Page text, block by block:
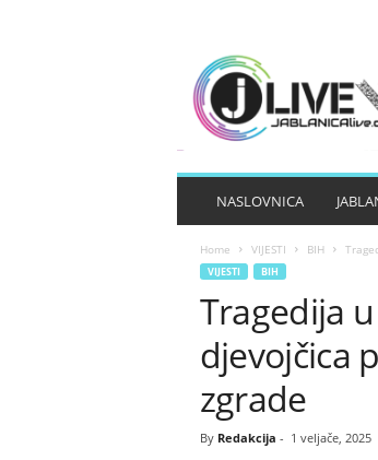
NASLOVNICA
Home VIJESTI BIH
VIJESTI BIH
Tragedija
djevojčica
zgrade
By Redakcija - 1 veljače, 2025